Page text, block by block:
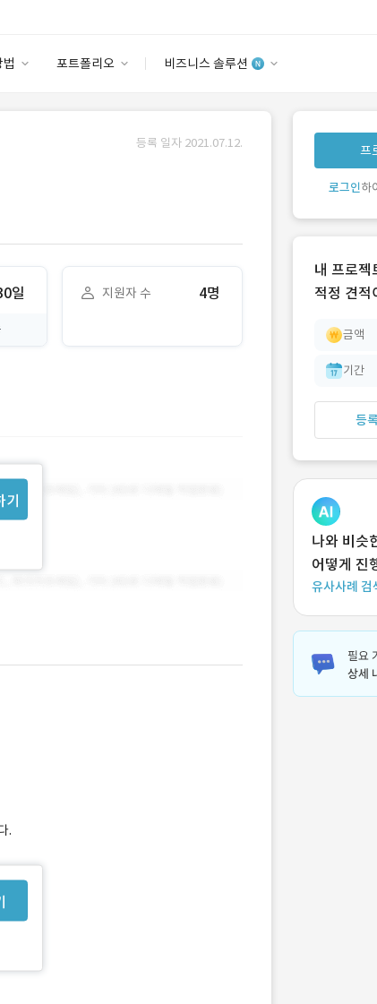
포트폴리오 비즈니스 솔루션
안심 코드 케어
유사사례
‘이런
개발 회
등록 일자 2021.07.12.
일 지원자 수 4명
기
.
프
로그인하
내 프로젝
적정 견적
금액
기간
등
나와 비슷
어떻게 진
유사사례 검